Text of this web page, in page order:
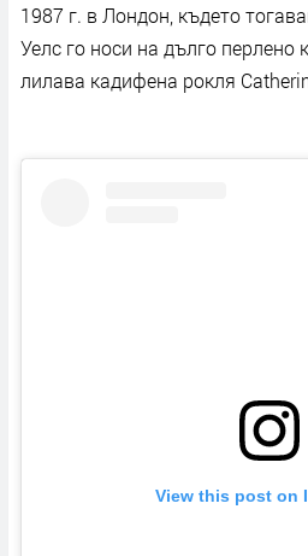
1987 г. в Лондон, където
Уелс го носи на дълго перлено
лилава кадифена рокля
View this post on